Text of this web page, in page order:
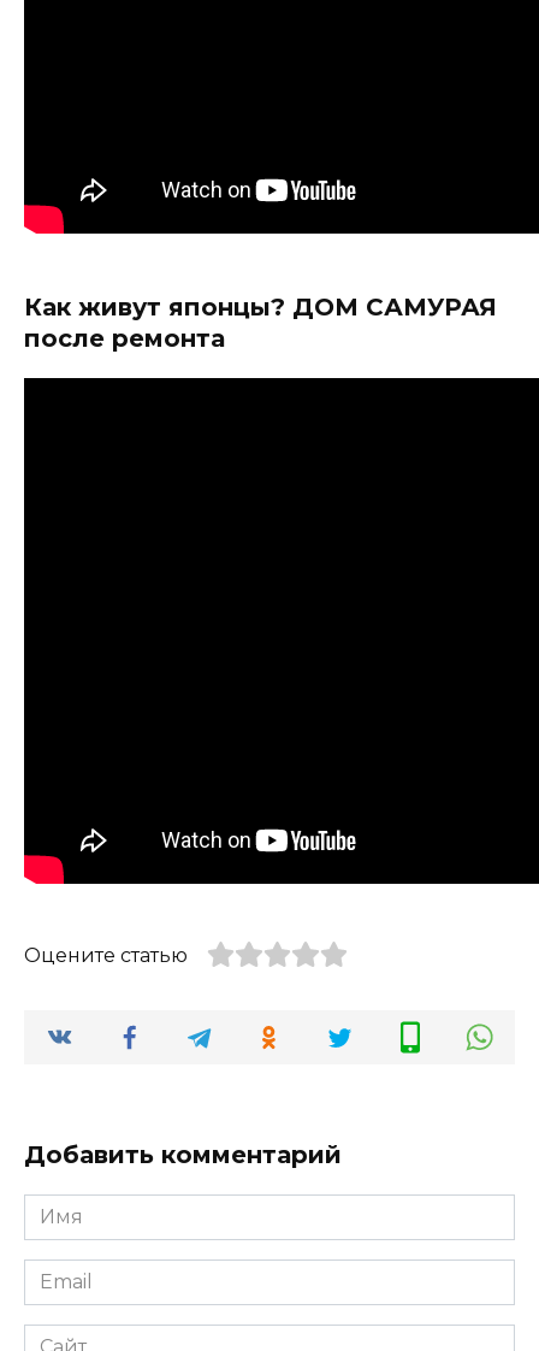
Как живут японцы? ДОМ САМУРАЯ
после ремонта
Оцените статью
Добавить комментарий
Имя
*
Email
*
Сайт